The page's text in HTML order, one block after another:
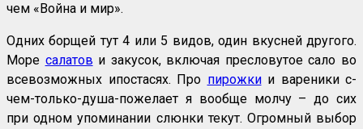
чем «Война и мир».
Одних борщей тут 4 или 5 видов, один вкусней другого.
Море салатов и закусок, включая пресловутое сало во
всевозможных ипостасях. Про пирожкии вареники с-
чем-только-душа-пожелает я вообще молчу – до сих
при одном упоминании слюнки текут. Огромный выбор